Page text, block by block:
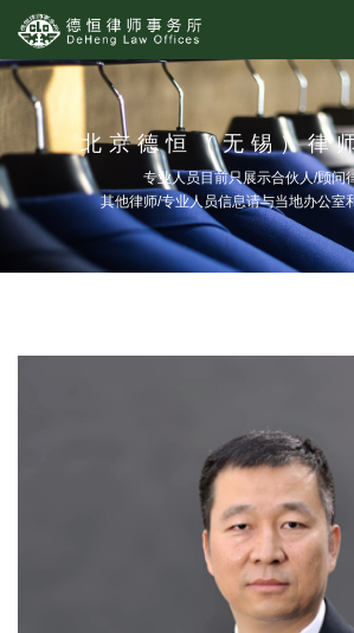
北京德恒（无锡）律
专业人员目前只展示合伙人/顾问
其他律师/专业人员信息请与当地办公室